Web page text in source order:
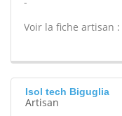
Voir la fiche artisan :
Isol tech Biguglia
Artisan